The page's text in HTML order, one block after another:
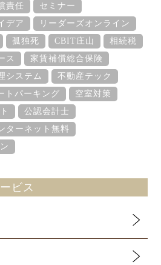
責任
セミナー
デア
リーダーズオンライン
孤独死 CBIT庄山
相続税
ス
家賃補償総合保険
システム
不動産テック
トパーキング
空室対策
公認会計士
ターネット無料
ビス